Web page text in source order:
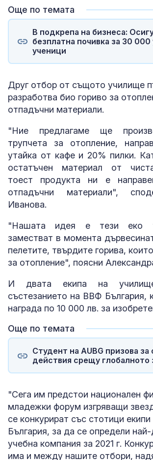
Още по темата
В подкрепа на бизнеса:
безплатна почивка за 30 000
ученици
Друг отбор от същото училище
разработва био гориво за
отпадъчни материали.
"Ние предлагаме ще
трупчета за отопление,
утайка от кафе и 20% пилки.
остатъчен материал от
тоест продукта ни е
отпадъчни материали",
Иванова.
"Нашата идея е тези еко
заместват в момента
пелетите, твърдите горива,
за отопление", поясни
И двата екипа на
състезанието на ВВФ България,
награда по 10 000 лв. за
Още по темата
Студент на AUBG призова
действия срещу глобалното
"Сега им предстои национален
младежки форум изгряващи
се конкурират със стотици
България, за да се определи
учебна компания за 2021 г.
има и между нашите отбори,